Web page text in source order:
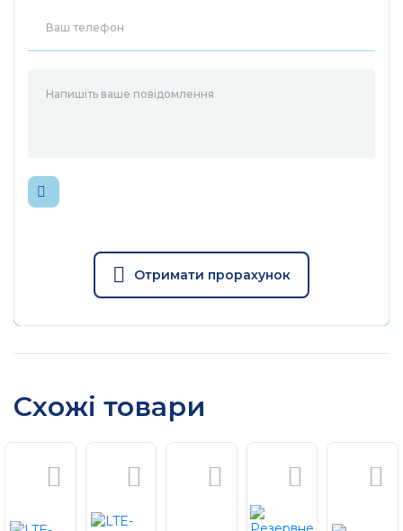
Отримати прорахунок
Схожі товари